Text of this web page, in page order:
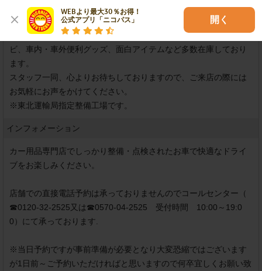
WEBより最大30％お得！
公式アプリ「ニコパス」
開く
県内カー用品店では、大型規模の当店です。
タイヤ＆ホイールはもちろんのこと、カーオーディオ・カーナ
ビ、車内・車外便利グッズ、面白アイテムなど多数在庫しており
ます。
スタッフ一同、心よりお待ちしておりますので、ご来店の際には
お気軽にお声をかけてください。
※東北運輸局指定整備工場です。
インフォメーション
カー用品専門店でしっかり整備・点検されたお車で快適なドライ
ブをお楽しみください。
店舗での直接電話予約は承っておりませんのでコールセンター（
☎0120-32-2525又は☎0570-04-2525　受付時間　10:00～19:0
0）にて承っております.
※当日予約ですが事前準備が必要となり大変恐縮ではございます
が1日前～ご予約いただければと思いますので何卒宜しくお願い致